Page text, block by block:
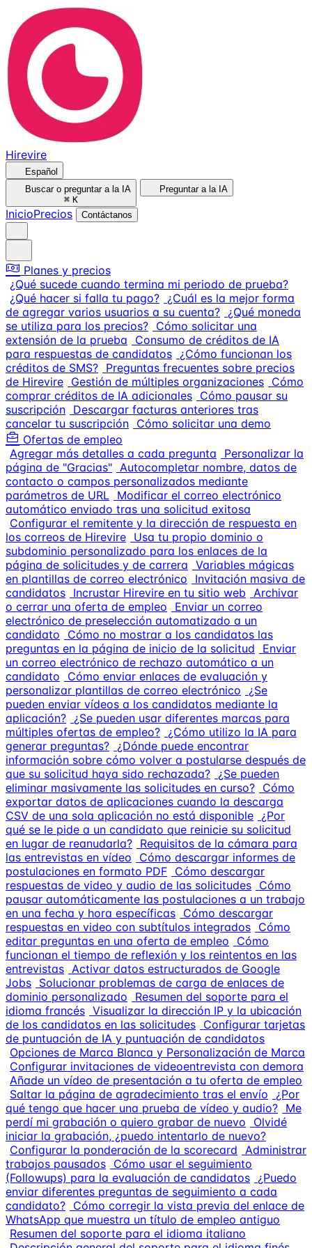
Hirevire
Español
Buscar o preguntar a la IA
⌘ K
Preguntar a la IA
InicioPrecios Contáctanos
Planes y precios
¿Qué sucede cuando termina mi periodo de prueba?
¿Qué hacer si falla tu pago? ¿Cuál es la mejor forma
de agregar varios usuarios a su cuenta? ¿Qué moneda
se utiliza para los precios? Cómo solicitar una
extensión de la prueba
Consumo de créditos de IA
para respuestas de candidatos ¿Cómo funcionan los
créditos de SMS? Preguntas frecuentes sobre precios
de Hirevire Gestión de múltiples organizaciones Cómo
comprar créditos de IA adicionales Cómo pausar su
suscripción Descargar facturas anteriores tras
cancelar tu suscripción Cómo solicitar una demo
Ofertas de empleo
Agregar más detalles a cada pregunta
Personalizar la
página de "Gracias" Autocompletar nombre, datos de
contacto o campos personalizados mediante
parámetros de URL Modificar el correo electrónico
automático enviado tras una solicitud exitosa
Configurar el remitente y la dirección de respuesta en
los correos de Hirevire Usa tu propio dominio o
subdominio personalizado para los enlaces de la
página de solicitudes y de carrera Variables mágicas
en plantillas de correo electrónico
Invitación masiva de
candidatos Incrustar Hirevire en tu sitio web Archivar
o cerrar una oferta de empleo
Enviar un correo
electrónico de preselección automatizado a un
candidato
Cómo no mostrar a los candidatos las
preguntas en la página de inicio de la solicitud
Enviar
un correo electrónico de rechazo automático a un
candidato
Cómo enviar enlaces de evaluación y
personalizar plantillas de correo electrónico
¿Se
pueden enviar vídeos a los candidatos mediante la
aplicación? ¿Se pueden usar diferentes marcas para
múltiples ofertas de empleo? ¿Cómo utilizo la IA para
generar preguntas? ¿Dónde puede encontrar
información sobre cómo volver a postularse después de
que su solicitud haya sido rechazada? ¿Se pueden
eliminar masivamente las solicitudes en curso? Cómo
exportar datos de aplicaciones cuando la descarga
CSV de una sola aplicación no está disponible ¿Por
qué se le pide a un candidato que reinicie su solicitud
en lugar de reanudarla? Requisitos de la cámara para
las entrevistas en vídeo
Cómo descargar informes de
postulaciones en formato PDF Cómo descargar
respuestas de video y audio de las solicitudes Cómo
pausar automáticamente las postulaciones a un trabajo
en una fecha y hora específicas Cómo descargar
respuestas en video con subtítulos integrados Cómo
editar preguntas en una oferta de empleo
Cómo
funcionan el tiempo de reflexión y los reintentos en las
entrevistas Activar datos estructurados de Google
Jobs Solucionar problemas de carga de enlaces de
dominio personalizado
Resumen del soporte para el
idioma francés Visualizar la dirección IP y la ubicación
de los candidatos en las solicitudes Configurar tarjetas
de puntuación de IA y puntuación de candidatos
Opciones de Marca Blanca y Personalización de Marca
Configurar invitaciones de videoentrevista con demora
Añade un vídeo de presentación a tu oferta de empleo
Saltar la página de agradecimiento tras el envío
¿Por
qué tengo que hacer una prueba de vídeo y audio? Me
perdí mi grabación o quiero grabar de nuevo
Olvidé
iniciar la grabación, ¿puedo intentarlo de nuevo?
Configurar la ponderación de la scorecard Administrar
trabajos pausados Cómo usar el seguimiento
(Followups) para la evaluación de candidatos ¿Puedo
enviar diferentes preguntas de seguimiento a cada
candidato? Cómo corregir la vista previa del enlace de
WhatsApp que muestra un título de empleo antiguo
Resumen del soporte para el idioma italiano